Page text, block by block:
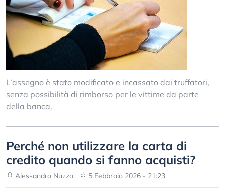
L’assegno è stato modificato e incassato dai truffatori,
senza possibilità di rimborso per le vittime da parte
della banca.
Perché non utilizzare la carta di
credito quando si fanno acquisti?
Alessandro Nuzzo 5 Febbraio 2026 - 21:23